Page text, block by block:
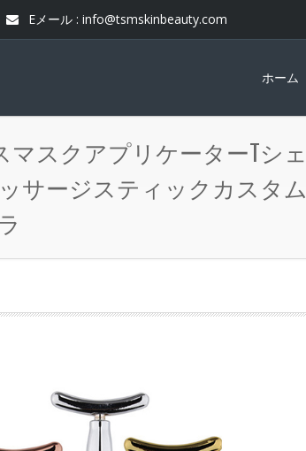
Eメール : info@tsmskinbeauty.com
ホーム
マスクアプリケーターTシェ
サージスティックカスタム